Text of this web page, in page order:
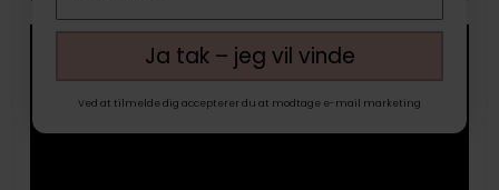
Ja tak – jeg vil vinde
Ved at tilmelde dig accepterer du at modtage e-mail marketing